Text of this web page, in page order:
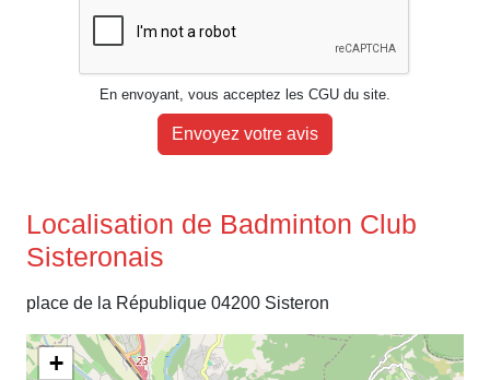
En envoyant, vous acceptez les CGU du site.
Envoyez votre avis
Localisation de Badminton Club
Sisteronais
place de la République 04200 Sisteron
+